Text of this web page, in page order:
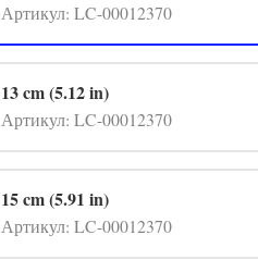
Артикул: LC-00012370
13 cm (5.12 in)
Артикул: LC-00012370
15 cm (5.91 in)
Артикул: LC-00012370